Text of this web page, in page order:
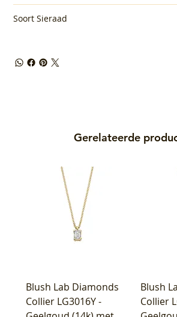
Soort Sieraad
Gerelateerde
Blush Lab Diamonds
Collier LG3016Y -
Blush
Collier